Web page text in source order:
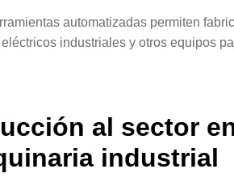
automatizadas permiten
industriales y otros equipos
al sector
industrial